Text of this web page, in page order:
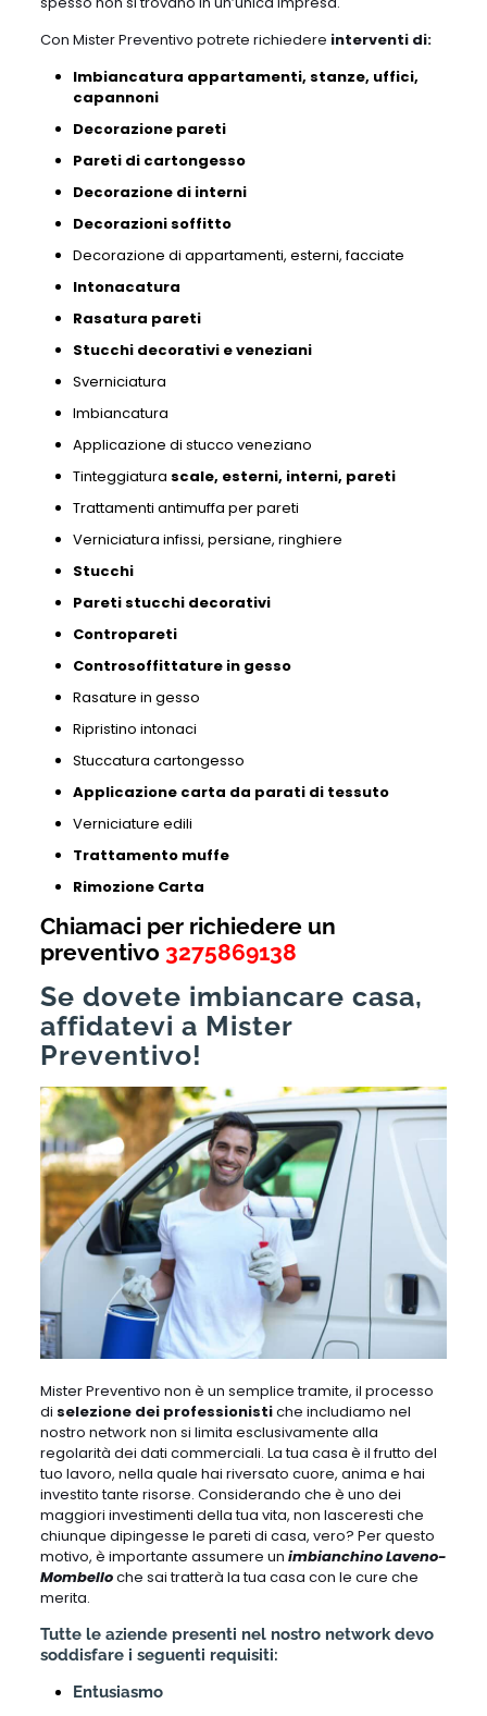
Con Mister Preventivo potrete richiedere interventi di:
Imbiancatura appartamenti, stanze, uffici,
capannoni
Decorazione pareti
Pareti di cartongesso
Decorazione di interni
Decorazioni soffitto
Decorazione di appartamenti, esterni,facciate
Intonacatura
Rasatura pareti
Stucchi decorativi eveneziani
Sverniciatura
Imbiancatura
Applicazione di stucco veneziano
Tinteggiatura scale, esterni, interni, pareti
Trattamenti antimuffa per pareti
Verniciatura infissi, persiane, ringhiere
Stucchi
Pareti stucchi decorativi
Contropareti
Controsoffittature in gesso
Rasature in gesso
Ripristino intonaci
Stuccatura cartongesso
Applicazione carta da parati di tessuto
Verniciature edili
Trattamento muffe
Rimozione Carta
Chiamaci per richiedere un
preventivo 3275869138
Se dovete imbiancare casa,
affidatevi a Mister
Preventivo!
Mister Preventivo non è un semplice tramite, il processo
di selezione dei professionistiche includiamo nel
nostro network non si limita esclusivamente alla
regolarità dei dati commerciali. La tua casa è il frutto del
tuo lavoro, nella quale hai riversato cuore, anima e hai
investito tante risorse. Considerando che è uno dei
maggiori investimenti della tua vita, non lasceresti che
chiunque dipingesse le pareti di casa, vero? Per questo
motivo, è importante assumere un imbianchino Laveno-
Mombelloche sai tratterà la tua casa con le cure che
merita.
Tutte le aziende presenti nel nostro network devo
soddisfare i seguenti requisiti:
Entusiasmo